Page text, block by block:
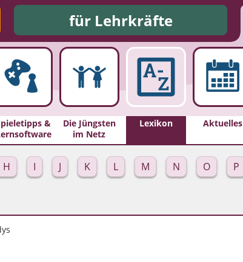
für Lehrkräfte
&
Die Jüngsten
im Netz
Lexikon Aktuelles
H I J K L M N O P